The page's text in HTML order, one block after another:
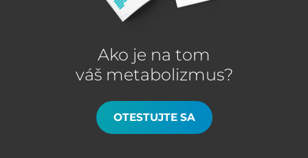
Ako je na tom
váš metabolizmus?
OTESTUJTE SA